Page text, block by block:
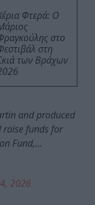
Φτερά: Ο
στο
στη
των Βράχων
and produced
raise funds for
Fund,…
2026